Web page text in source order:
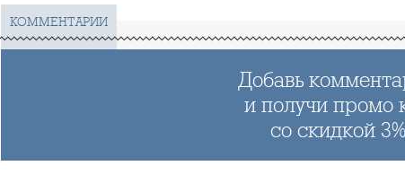
КОММЕНТАРИИ
Добавь
и получи промо
со скидкой 3%